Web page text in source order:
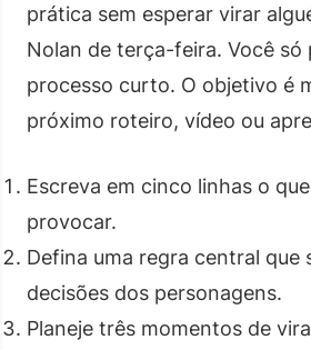
prática sem esperar virar
Nolan de terça-feira. Você só
processo curto. O objetivo é
próximo roteiro, vídeo ou
Escreva em cinco linhas o
provocar.
Defina uma regra central que
decisões dos personagens.
Planeje três momentos de